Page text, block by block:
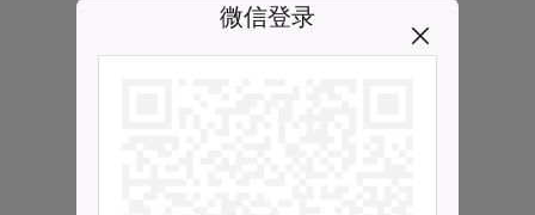
微信登录